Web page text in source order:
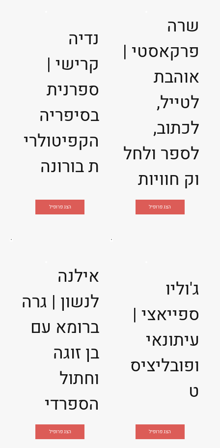
נדיה
קרישי |
ספרנית
בסיפריה
הקפיטולרי
ת בורונה
הצג פרופיל
שרה
פרקאסטי |
אוהבת
לטייל,
לכתוב,
לספר ולחל
וק חוויות
הצג פרופיל
אילנה
לנשון | גרה
ברומא עם
בן זוגה
וחתול
הספרדי
הצג פרופיל
ג'וליו
ספייאצי |
עיתונאי
ופובליציס
ט
הצג פרופיל